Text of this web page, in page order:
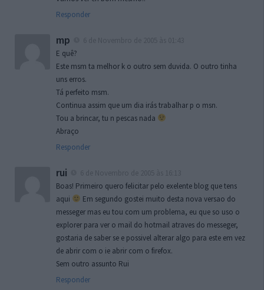
Responder
mp
E quê?
Este msm ta melhor k o outro sem duvida. O outro tinha
uns erros.
Tá perfeito msm.
Continua assim que um dia irás trabalhar p o msn.
Tou a brincar, tu n pescas nada
Abraço
Responder
rui
Boas! Primeiro quero felicitar pelo exelente blog que tens
aqui
Em segundo gostei muito desta nova versao do
messeger mas eu tou com um problema, eu que so uso o
explorer para ver o mail do hotmail atraves do messeger,
gostaria de saber se e possivel alterar algo para este em vez
de abrir com o ie abrir com o firefox.
Sem outro assunto Rui
Responder